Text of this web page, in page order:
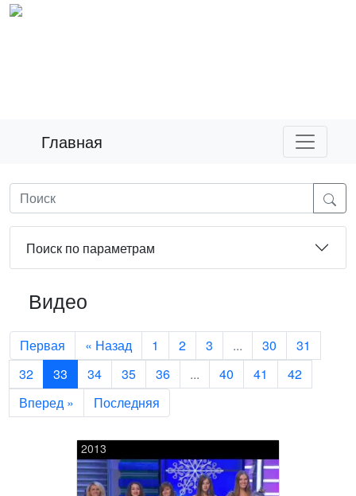
Главная
Поиск по параметрам
Видео
Первая « Назад 1 2 3 ... 30
31
32
33 34 35 36 ... 40 41
42
Вперед »
Последняя
2013